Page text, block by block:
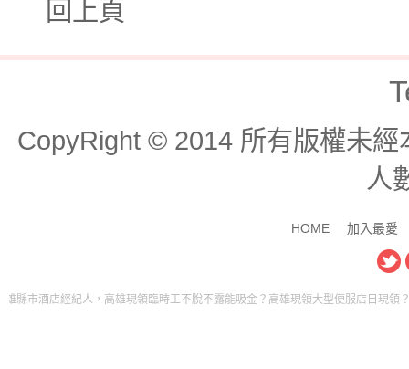
回上頁
CopyRight © 2014 所有版權未
人
HOME 加入最愛
高雄現領臨時工不脫不露能吸金？高雄現領大型便服店日現領？高雄現領薪